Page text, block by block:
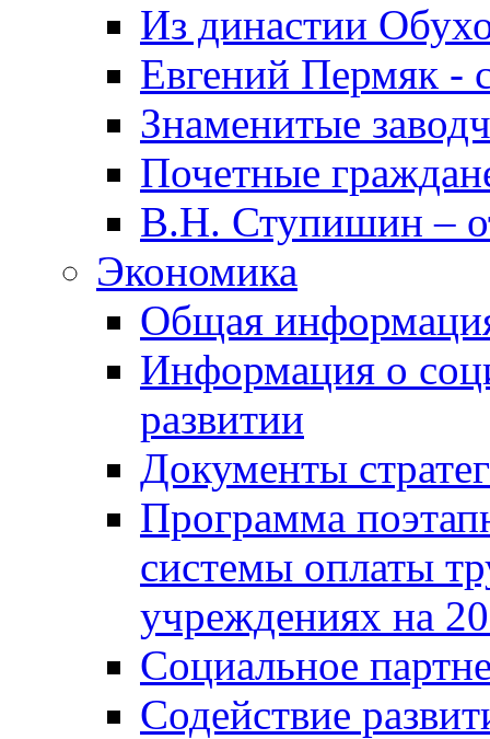
Из династии
Евгений Пермяк -
Знаменитые
Почетные
В.Н. Ступишин –
Экономика
Общая
Информация о
развитии
Документы
Программа
системы оплаты
учреждениях на
Социальное
Содействие